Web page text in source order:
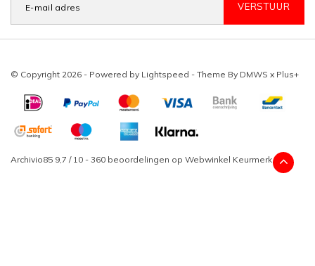
VERSTUUR
© Copyright 2026 - Powered by Lightspeed - Theme By DMWS x Plus+
Archivio85 9,7 / 10 - 360 beoordelingen op Webwinkel Keurmerk